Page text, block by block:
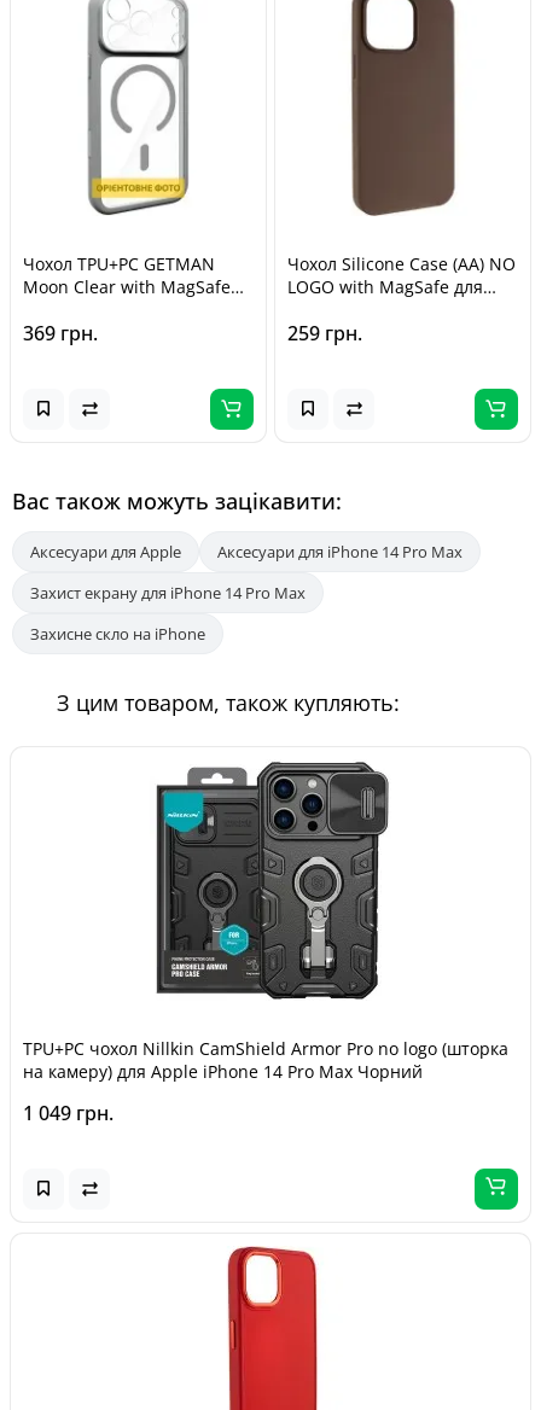
Чохол TPU+PC GETMAN
Moon Clear with MagSafe
Max (6.7") Grey
369 грн.
Чохол Silicone Case (AA) NO
LOGO with MagSafe для
(6.7") Коричневий / Brown
259 грн.
Вас також можуть зацікавити:
Аксесуари для Apple
Аксесуари для iPhone 14 Pro Max
Захист екрану для iPhone 14 Pro Max
Захисне скло на iPhone
З цим товаром, також купляють:
TPU+PC чохол Nillkin CamShield Armor Pro no logo (шторка
на камеру) для Apple iPhone 14 Pro Max Чорний
1 049 грн.